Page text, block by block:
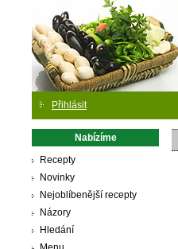
Přihlásit
Nabízíme
Recepty
Novinky
Nejoblíbenější recepty
Názory
Hledání